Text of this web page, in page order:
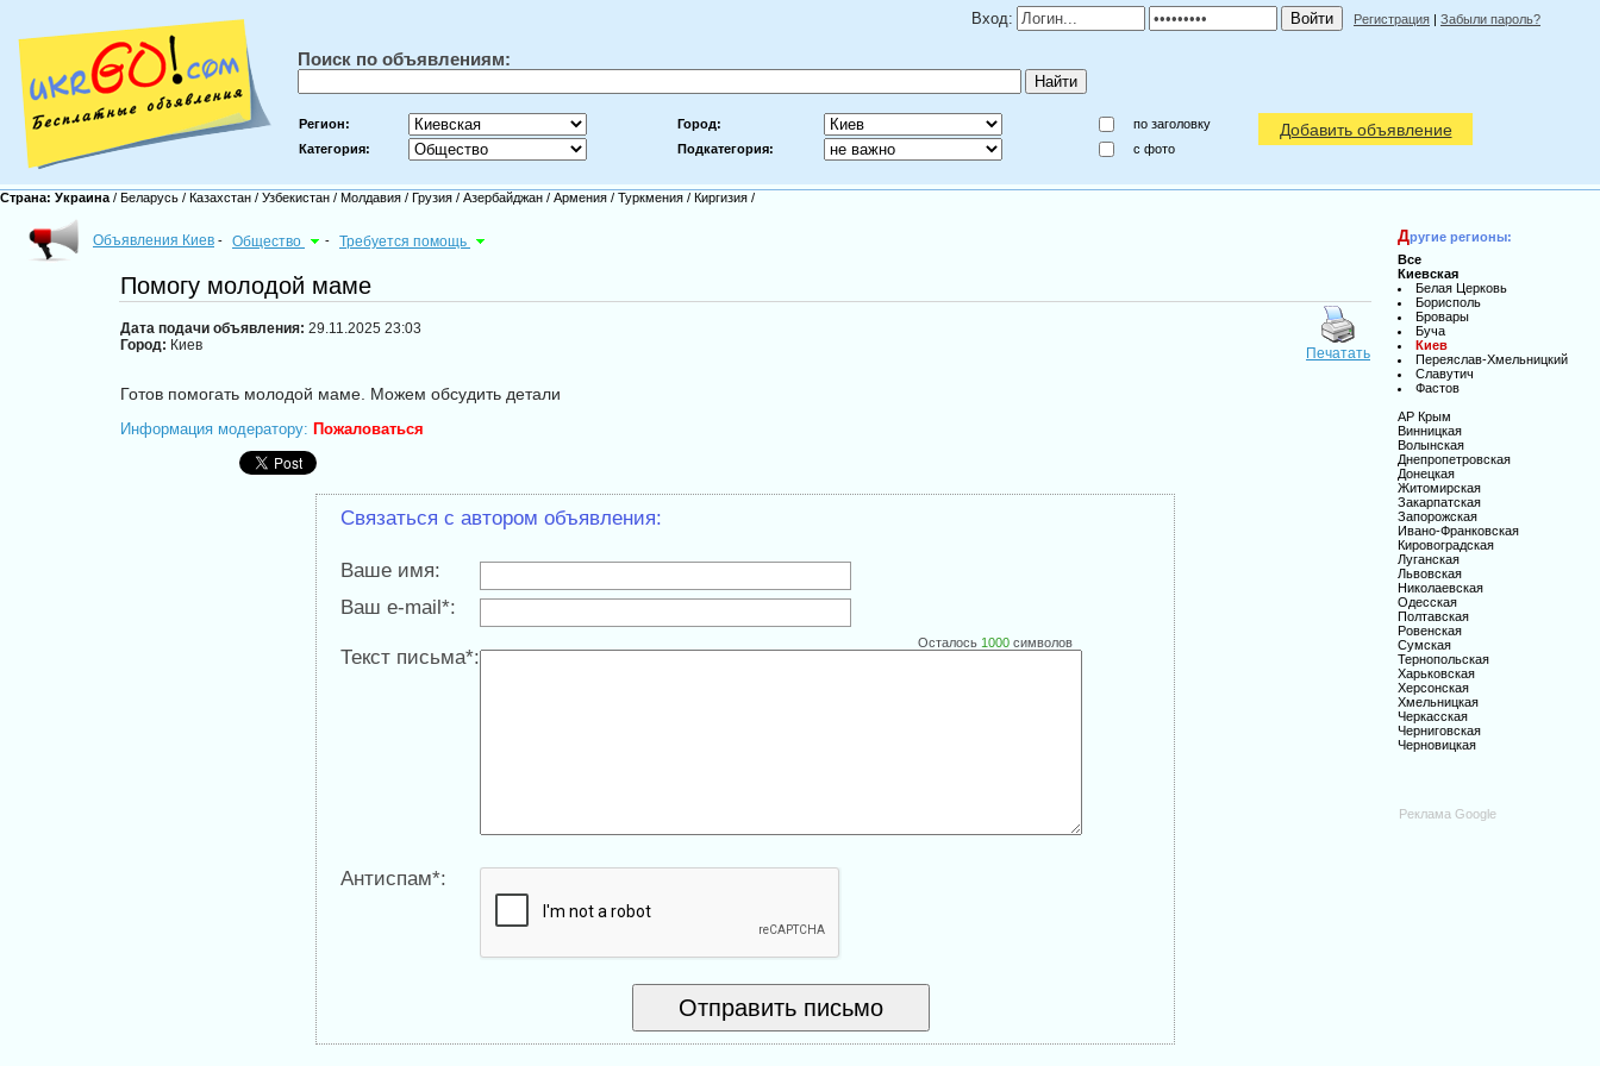
Вход: Регистрация | Забыли пароль?
Поиск по объявлениям:
Регион: Город:
по заголовку
Категория:
Подкатегория: c фото
Добавить объявление
Страна: Украина / Беларусь / Казахстан / Узбекистан / Молдавия / Грузия / Азербайджан / Армения / Туркмения / Киргизия /
Объявления Киев - Общество - Требуется помощь
Помогу молодой маме
Дата подачи объявления: 29.11.2025 23:03
Город: Киев Печатать
Готов помогать молодой маме. Можем обсудить детали
Информация модератору: Пожаловаться
Связаться с автором объявления:
Ваше имя:
Ваш e-mail*:
Текст письма*:
Осталось 1000 символов
Антиспам*:
Другие регионы:
Все
Киевская
Белая Церковь
Борисполь
Бровары
Буча
Киев
Переяслав-Хмельницкий
Славутич
Фастов
АР Крым
Винницкая
Волынская
Днепропетровская
Донецкая
Житомирская
Закарпатская
Запорожская
Ивано-Франковская
Кировоградская
Луганская
Львовская
Николаевская
Одесская
Полтавская
Ровенская
Сумская
Тернопольская
Харьковская
Херсонская
Хмельницкая
Черкасская
Черниговская
Черновицкая
Реклама Google